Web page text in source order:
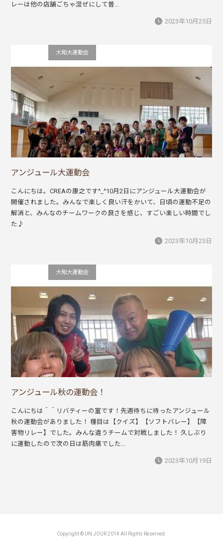
レーは他の店舗ごちゃ混ぜにして普...
2023年10月25日
大和大運動会
アンジュール大運動会
こんにちは。CREAの康之です^_^10月2日にアンジュール大運動会が
開催されました。みんなで楽しく良い汗をかいて、日頃の運動不足の
解消と、みんなのチームワークの良さを感じ、すごい楽しい時間でし
た♪
2023年10月23日
大和大運動会
アンジュール秋の運動会！
こんにちは＾＾リバティーの室です！先週待ちに待ったアンジュール
秋の運動会がありました！ 種目は【クイズ】【ソフトバレー】【障
害物リレー】でした。みんな違うチームで対戦しました！ 久しぶり
に運動したので次の日は筋肉痛でした...
2023年10月19日
Copyright © UN JOUR 2014 All Rights Reserved.